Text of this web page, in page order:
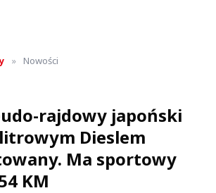
» Nowości
rajdowy japoński
litrowym Dieslem
Ma sportowy
KM